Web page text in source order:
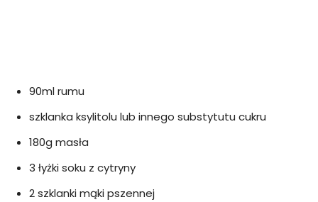
90ml rumu
szklanka ksylitolu lub innego substytutu cukru
180g masła
3 łyżki soku z cytryny
2 szklanki mąki pszennej